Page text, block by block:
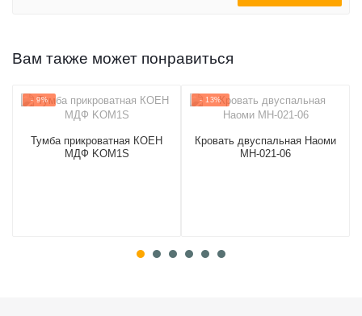
Вам также может понравиться
- 9%
Тумба прикроватная КОЕН
МДФ KOM1S
- 13%
Кровать двуспальная Наоми
МН-021-06